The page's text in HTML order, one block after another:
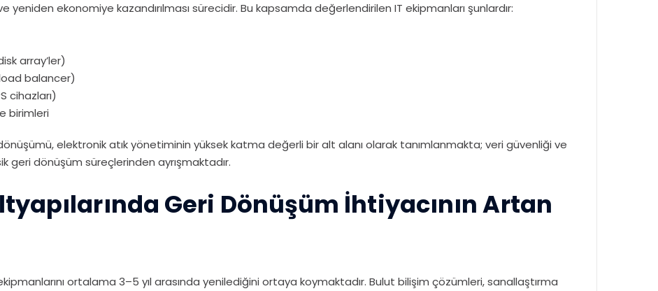
yeniden ekonomiye kazandırılması sürecidir. Bu kapsamda değerlendirilen IT ekipmanları şunlardır:
array’ler)
balancer)
cihazları)
birimleri
elektronik atık yönetiminin yüksek katma değerli bir alt alanı olarak tanımlanmakta; veri güvenliği ve
geri dönüşüm süreçlerinden ayrışmaktadır.
Geri Dönüşüm İhtiyacının Artan
ortalama 3–5 yıl arasında yenilediğini ortaya koymaktadır. Bulut bilişim çözümleri, sanallaştırma